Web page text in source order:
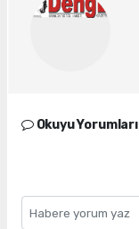
Okuyu Yorumları